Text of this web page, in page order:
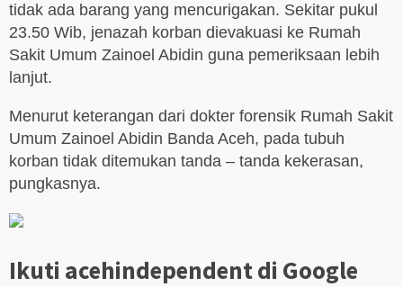
tidak ada barang yang mencurigakan. Sekitar pukul
23.50 Wib, jenazah korban dievakuasi ke Rumah
Sakit Umum Zainoel Abidin guna pemeriksaan lebih
lanjut.
Menurut keterangan dari dokter forensik Rumah Sakit
Umum Zainoel Abidin Banda Aceh, pada tubuh
korban tidak ditemukan tanda – tanda kekerasan,
pungkasnya.
Ikuti acehindependent di Google